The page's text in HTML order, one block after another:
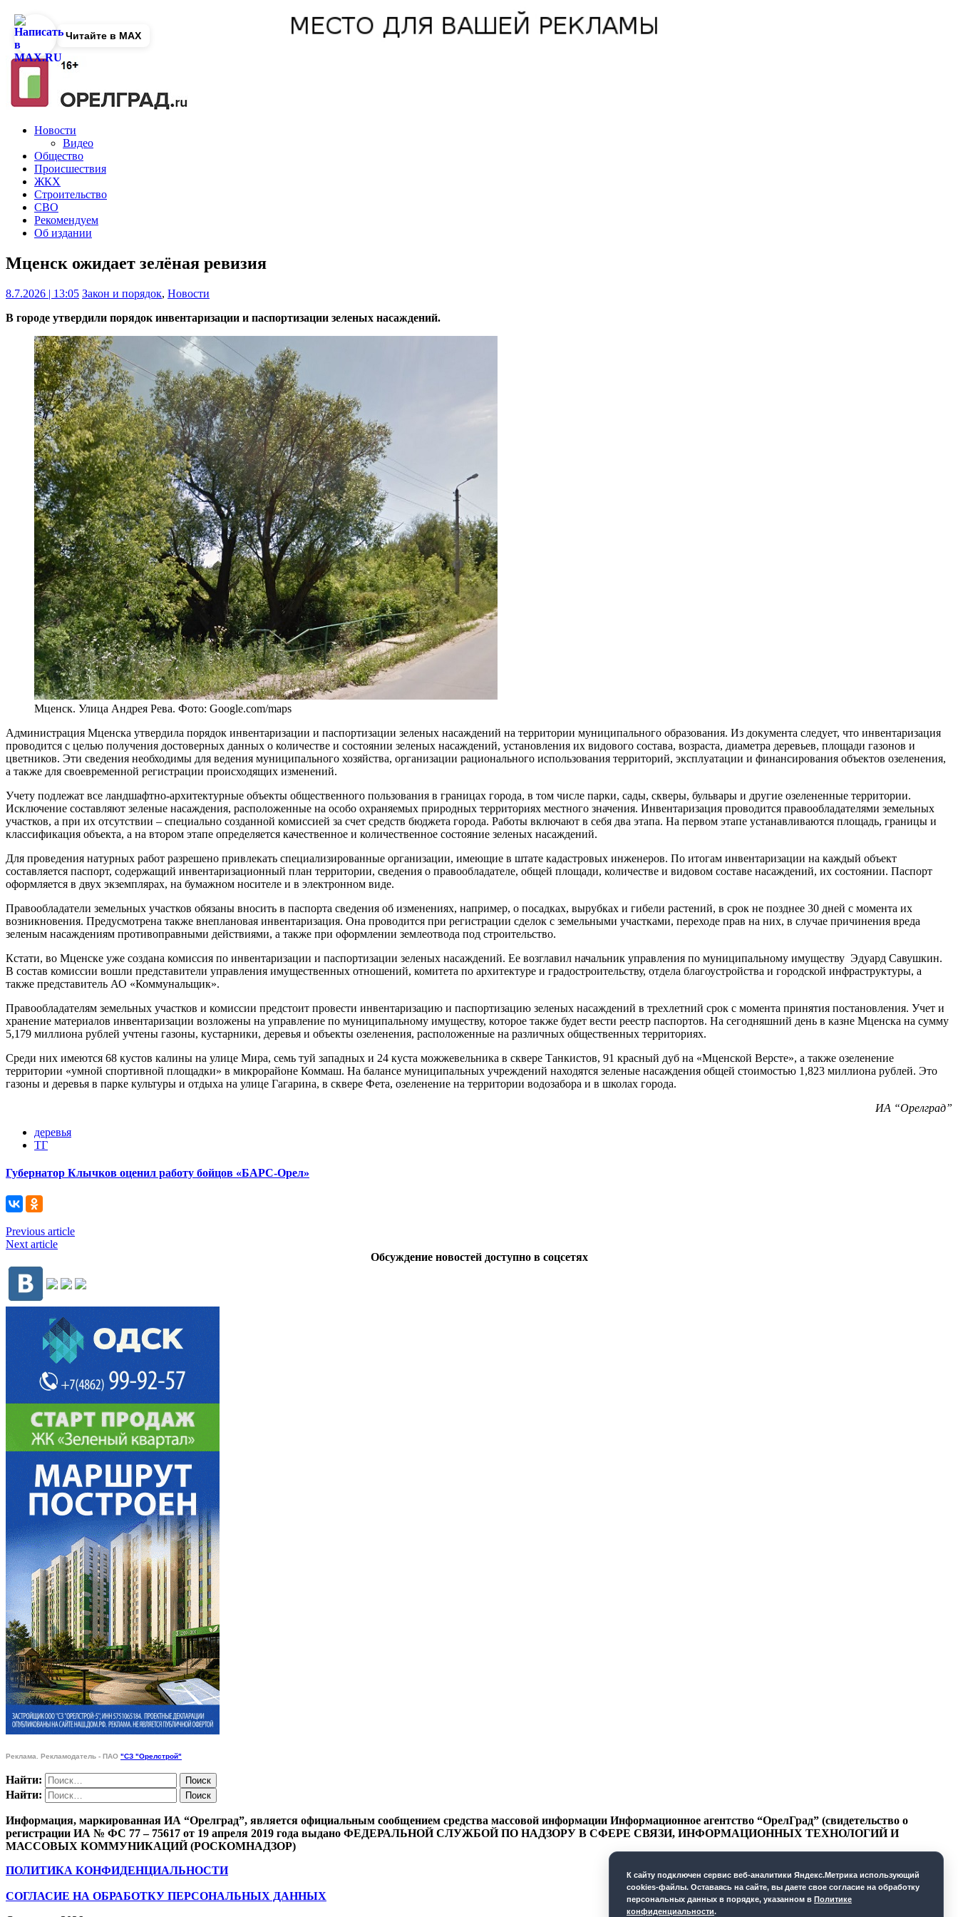
Новости
Видео
Общество
Происшествия
ЖКХ
Строительство
СВО
Рекомендуем
Об издании
Мценск ожидает зелёная ревизия
8.7.2026 | 13:05 Закон и порядок, Новости
В городе утвердили порядок инвентаризации и паспортизации зеленых насаждений.
Мценск. Улица Андрея Рева. Фото: Google.com/maps
Администрация Мценска утвердила порядок инвентаризации и паспортизации зеленых насаждений на территории муниципального образования. Из документа следует, что инвентаризация
проводится с целью получения достоверных данных о количестве и состоянии зеленых насаждений, установления их видового состава, возраста, диаметра деревьев, площади газонов и
цветников. Эти сведения необходимы для ведения муниципального хозяйства, организации рационального использования территорий, эксплуатации и финансирования объектов озеленения,
а также для своевременной регистрации происходящих изменений.
Учету подлежат все ландшафтно-архитектурные объекты общественного пользования в границах города, в том числе парки, сады, скверы, бульвары и другие озелененные территории.
Исключение составляют зеленые насаждения, расположенные на особо охраняемых природных территориях местного значения. Инвентаризация проводится правообладателями земельных
участков, а при их отсутствии – специально созданной комиссией за счет средств бюджета города. Работы включают в себя два этапа. На первом этапе устанавливаются площадь, границы и
классификация объекта, а на втором этапе определяется качественное и количественное состояние зеленых насаждений.
Для проведения натурных работ разрешено привлекать специализированные организации, имеющие в штате кадастровых инженеров. По итогам инвентаризации на каждый объект
составляется паспорт, содержащий инвентаризационный план территории, сведения о правообладателе, общей площади, количестве и видовом составе насаждений, их состоянии. Паспорт
оформляется в двух экземплярах, на бумажном носителе и в электронном виде.
Правообладатели земельных участков обязаны вносить в паспорта сведения об изменениях, например, о посадках, вырубках и гибели растений, в срок не позднее 30 дней с момента их
возникновения. Предусмотрена также внеплановая инвентаризация. Она проводится при регистрации сделок с земельными участками, переходе прав на них, в случае причинения вреда
зеленым насаждениям противоправными действиями, а также при оформлении землеотвода под строительство.
Кстати, во Мценске уже создана комиссия по инвентаризации и паспортизации зеленых насаждений. Ее возглавил начальник управления по муниципальному имуществу Эдуард Савушкин.
В состав комиссии вошли представители управления имущественных отношений, комитета по архитектуре и градостроительству, отдела благоустройства и городской инфраструктуры, а
также представитель АО «Коммунальщик».
Правообладателям земельных участков и комиссии предстоит провести инвентаризацию и паспортизацию зеленых насаждений в трехлетний срок с момента принятия постановления. Учет и
хранение материалов инвентаризации возложены на управление по муниципальному имуществу, которое также будет вести реестр паспортов. На сегодняшний день в казне Мценска на сумму
5,179 миллиона рублей учтены газоны, кустарники, деревья и объекты озеленения, расположенные на различных общественных территориях.
Среди них имеются 68 кустов калины на улице Мира, семь туй западных и 24 куста можжевельника в сквере Танкистов, 91 красный дуб на «Мценской Версте», а также озеленение
территории «умной спортивной площадки» в микрорайоне Коммаш. На балансе муниципальных учреждений находятся зеленые насаждения общей стоимостью 1,823 миллиона рублей. Это
газоны и деревья в парке культуры и отдыха на улице Гагарина, в сквере Фета, озеленение на территории водозабора и в школах города.
ИА “Орелград”
деревья
ТГ
Губернатор Клычков оценил работу бойцов «БАРС-Орел»
Previous article
Next article
Обсуждение новостей доступно в соцсетях
Реклама. Рекламодатель - ПАО "СЗ "Орелстрой"
Найти:
Найти:
Информация, маркированная ИА “Орелград”, является официальным сообщением средства массовой информации Информационное агентство “ОрелГрад” (свидетельство о
регистрации ИА № ФС 77 – 75617 от 19 апреля 2019 года выдано ФЕДЕРАЛЬНОЙ СЛУЖБОЙ ПО НАДЗОРУ В СФЕРЕ СВЯЗИ, ИНФОРМАЦИОННЫХ ТЕХНОЛОГИЙ И
МАССОВЫХ КОММУНИКАЦИЙ (РОСКОМНАДЗОР)
ПОЛИТИКА КОНФИДЕНЦИАЛЬНОСТИ
СОГЛАСИЕ НА ОБРАБОТКУ ПЕРСОНАЛЬНЫХ ДАННЫХ
Читайте в MAX
К cайту подключен сервис веб-аналитики Яндекс.Метрика использующий
cookies-файлы. Оставаясь на сайте, вы даете свое согласие на обработку
персональных данных в порядке, указанном в Политике
конфиденциальности.